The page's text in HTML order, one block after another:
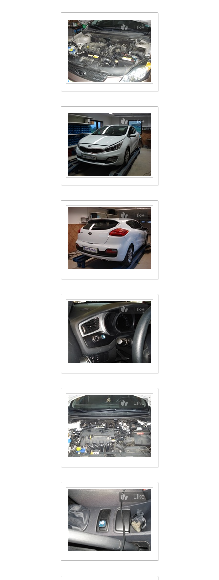
Like
Like
Like
Like
Like
Like